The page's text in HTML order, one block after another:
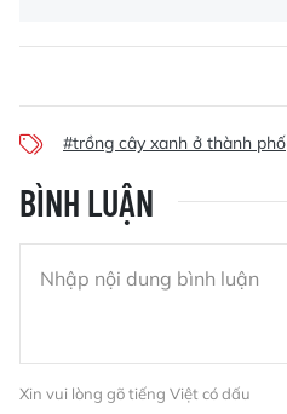
#trồng cây xanh ở thành phố
BÌNH LUẬN
Xin vui lòng gõ tiếng Việt có dấu